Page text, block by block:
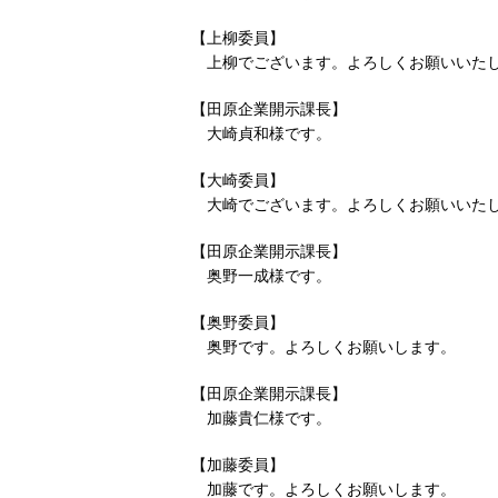
【上柳委員】
上柳でございます。よろしくお願いいた
【田原企業開示課長】
大崎貞和様です。
【大崎委員】
大崎でございます。よろしくお願いいた
【田原企業開示課長】
奥野一成様です。
【奥野委員】
奥野です。よろしくお願いします。
【田原企業開示課長】
加藤貴仁様です。
【加藤委員】
加藤です。よろしくお願いします。